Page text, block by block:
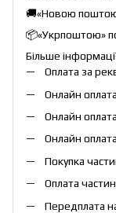
🚚«Новою
📦«Укрпоштою»
Більше
Оплата за
Онлайн
Онлайн
Онлайн
Покупка
Оплата
Передплата